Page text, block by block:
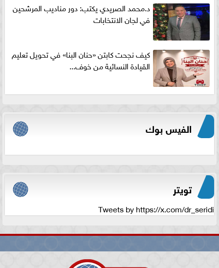
د.محمد الصريدي يكتب: دور مناديب المرشحين
في لجان الانتخابات
كيف نجحت كابتن «حنان البنا» في تحويل تعليم
القيادة النسائية من خوف...
الفيس بوك
تويتر
Tweets by https://x.com/dr_seridi